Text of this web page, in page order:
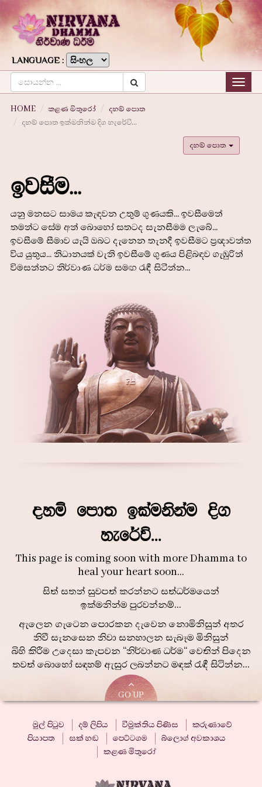
LANGUAGE :
HOME කළණ මිතුරෝ
දහම් පොත
දහම් පොත ඉක්මනින්ම දිග හැරේවි...
දහම් පොත
ඉවසීම...
යනු මනසට සාමය කැඳවන උතුම් ගුණයකි... ඉවසීමෙන්
තමන්ට සේම අන් බොහෝ සතටද සැනසීමම ලැබේ...
ඉවසීමේ සීමාව යැයි ඔබට දැනෙන තැනදී ඉවසීමට ප්‍රඥාවන්ත
විය යුතුය... නිධානයක් වැනි ඉවසීමේ ගුණය පිළිබඳව ගැඹුරින්
විමසන්නට නිර්වාණ ධර්ම සමඟ රැඳී සිටින්න...
දහම් පොත ඉක්මනින්ම දිග
හැරේවි...
This page is coming soon with more Dhamma to
heal your heart soon…
සිත් සතන් සුවපත් කරන්නට සත්ධර්මයෙන්
ඉක්මනින්ම පුරවන්නම්...
ඇලෙන ගැටෙන පොරකන දැවෙන නොමිනිසුන් අතර
නිවී සැනසෙන නිවා සනහාලන සැබෑම මිනිසුන්
බිහි කිරීම උදෙසා කැපවන “නිර්වාණ ධර්ම“ වෙතින් පිදෙන
තවත් බොහෝ සඳහම් ඇසුර ලබන්නට මඳක් රැඳී සිටින්න...
GO UP
මුල් පිටුව දම් ලිපිය විමුක්තිය පිණිස
කරුණාවේ
පියාපත
සක් හඬ පෙට්ටගම
බ්ලොග් අවකාශය
කළණ මිතුරෝ